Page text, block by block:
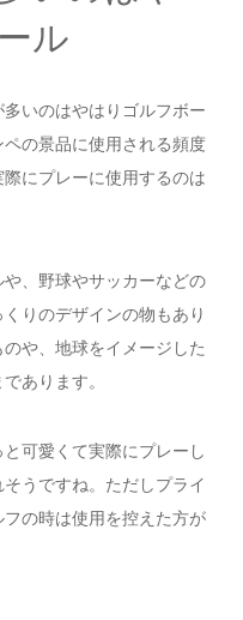
ル
いのはやはりゴルフボー
の景品に使用される頻度
にプレーに使用するのは
、野球やサッカーなどの
りのデザインの物もあり
や、地球をイメージした
あります。
可愛くて実際にプレーし
うですね。ただしプライ
の時は使用を控えた方が